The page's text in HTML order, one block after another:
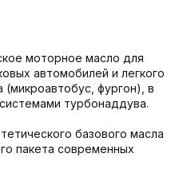
моторное масло для
автомобилей и легкого
фургон), в
турбонаддува.
базового масла
пакета современных